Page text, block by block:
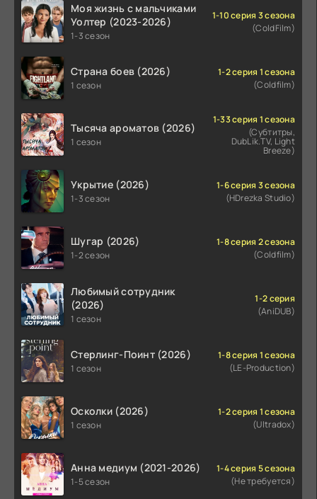
Моя жизнь с мальчиками
Уолтер (2023-2026)
1-3 сезон
1-10 серия 3 сезона
(ColdFilm)
Страна боев (2026)
1 сезон
1-2 серия 1 сезона
(Coldfilm)
Тысяча ароматов (2026)
1 сезон
1-33 серия 1 сезона
(Субтитры,
DubLik.TV, Light
Breeze)
Укрытие (2026)
1-3 сезон
1-6 серия 3 сезона
(HDrezka Studio)
Шугар (2026)
1-2 сезон
1-8 серия 2 сезона
(Coldfilm)
Любимый сотрудник
(2026)
1 сезон
1-2 серия
(AniDUB)
Стерлинг-Поинт (2026)
1 сезон
1-8 серия 1 сезона
(LE-Production)
Осколки (2026)
1 сезон
1-2 серия 1 сезона
(Ultradox)
Анна медиум (2021-2026)
1-5 сезон
1-4 серия 5 сезона
(Не требуется)